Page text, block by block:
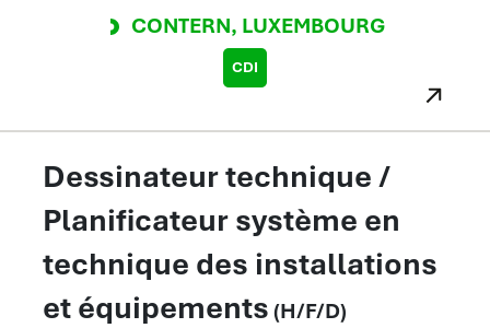
CONTERN, LUXEMBOURG
CDI
Dessinateur technique /
Planificateur système en
technique des installations
et équipements (H/F/D)